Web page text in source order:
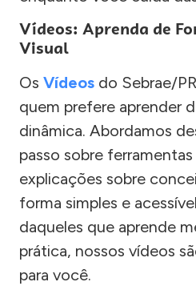
Vídeos: Aprenda de
Visual
Os Vídeos do Sebrae/
quem prefere aprender
dinâmica. Abordamos
passo sobre
explicações sobre
forma simples e
daqueles que aprende
prática, nossos vídeos
para você.